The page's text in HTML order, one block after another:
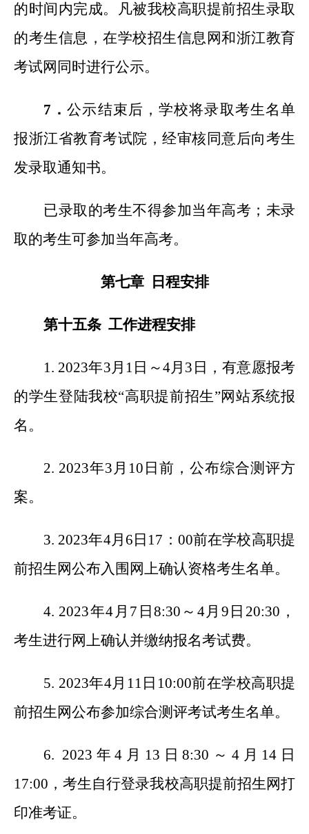
的时间内完成。凡被我校高职提前招生录取
的考生信息，在学校招生信息网和浙江教育
考试网同时进行公示。
7 ．公示结束后，学校将录取考生名单
报浙江省教育考试院，经审核同意后向考生
发录取通知书。
已录取的考生不得参加当年高考；未录
取的考生可参加当年高考。
第七章 日程安排
第十五条 工作进程安排
1. 2023年3月1日～4月3日，有意愿报考
的学生登陆我校“高职提前招生”网站系统报
名。
2. 2023年3月10日前，公布综合测评方
案。
3. 2023年4月6日17：00前在学校高职提
前招生网公布入围网上确认资格考生名单。
4. 2023年4月7日8:30～4月9日20:30，
考生进行网上确认并缴纳报名考试费。
5. 2023年4月11日10:00前在学校高职提
前招生网公布参加综合测评考试考生名单。
6. 2023 年4月13日8:30～4月14日
17:00，考生自行登录我校高职提前招生网打
印准考证。